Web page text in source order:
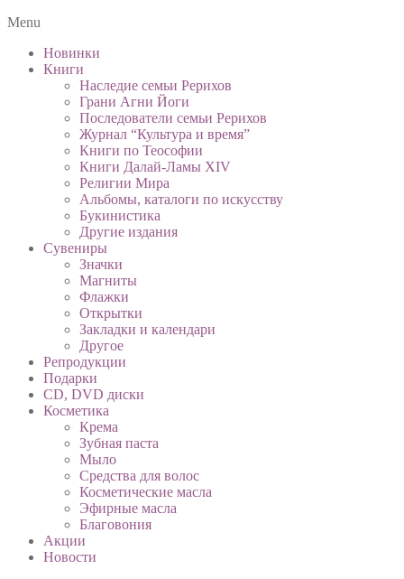
Menu
Новинки
Книги
Наследие семьи Рерихов
Грани Агни Йоги
Последователи семьи Рерихов
Журнал “Культура и время”
Книги по Теософии
Книги Далай-Ламы XIV
Религии Мира
Альбомы, каталоги по искусству
Букинистика
Другие издания
Сувениры
Значки
Магниты
Флажки
Открытки
Закладки и календари
Другое
Репродукции
Подарки
CD, DVD диски
Косметика
Крема
Зубная паста
Мыло
Средства для волос
Косметические масла
Эфирные масла
Благовония
Акции
Новости